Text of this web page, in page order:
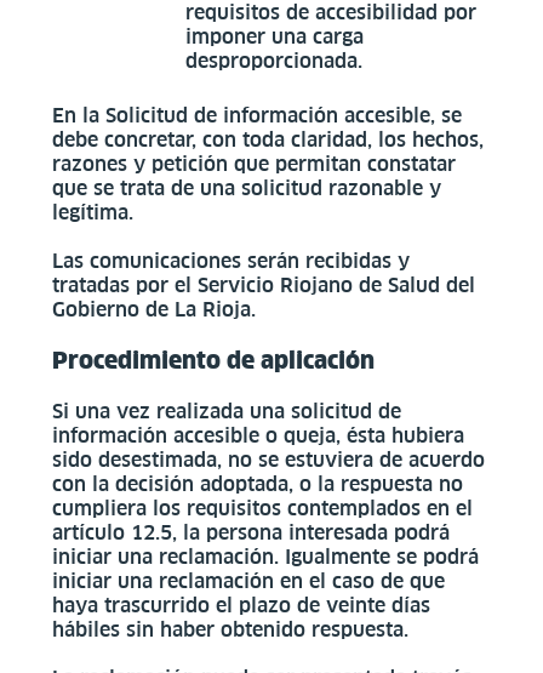
requisitos de accesibilidad por
imponer una carga
desproporcionada.
En la Solicitud de información accesible, se
debe concretar, con toda claridad, los hechos,
razones y petición que permitan constatar
que se trata de una solicitud razonable y
legítima.
Las comunicaciones serán recibidas y
tratadas por el Servicio Riojano de Salud del
Gobierno de La Rioja.
Procedimiento de aplicación
Si una vez realizada una solicitud de
información accesible o queja, ésta hubiera
sido desestimada, no se estuviera de acuerdo
con la decisión adoptada, o la respuesta no
cumpliera los requisitos contemplados en el
artículo 12.5, la persona interesada podrá
iniciar una reclamación. Igualmente se podrá
iniciar una reclamación en el caso de que
haya trascurrido el plazo de veinte días
hábiles sin haber obtenido respuesta.